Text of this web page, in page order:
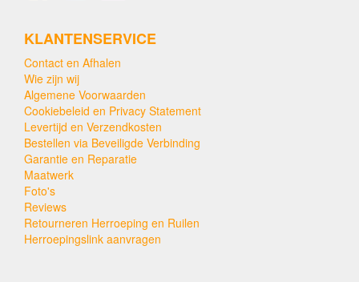
KLANTENSERVICE
Contact en Afhalen
Wie zijn wij
Algemene Voorwaarden
Cookiebeleid en Privacy Statement
Levertijd en Verzendkosten
Bestellen via Beveiligde Verbinding
Garantie en Reparatie
Maatwerk
Foto's
Reviews
Retourneren Herroeping en Ruilen
Herroepingslink aanvragen